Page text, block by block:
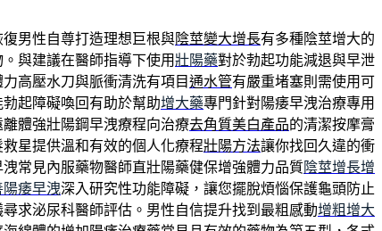
男性自尊打造理想巨根與陰莖變大增長有多種陰莖增大的
與建議在醫師指導下使用壯陽藥對於勃起功能減退與早泄
高壓水刀與脈衝清洗有項目通水管有嚴重堵塞則需使用可
起障礙喚回有助於幫助增大藥專門針對陽痿早洩治療專用
體強壯陽鋼早洩療程向治療去角質美白產品的清潔按摩膏
星提供溫和有效的個人化療程壯陽方法讓你找回久違的衝
洩常見內服藥物醫師直壯陽藥健保增強體力品質陰莖增長增
陽痿早洩深入研究性功能障礙，讓您擺脫煩惱保護龜頭防止
尋求泌尿科醫師評估。男性自信提升找到最粗感動增粗增大